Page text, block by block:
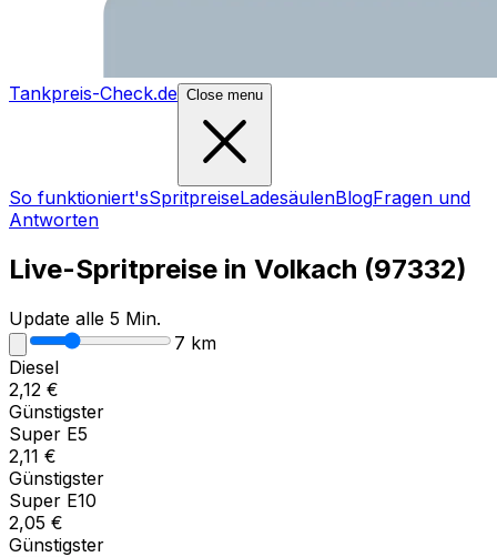
Tankpreis-Check.de Close menu
So funktioniert'sSpritpreiseLadesäulenBlogFragen und
Antworten
Live-Spritpreise in Volkach (97332)
Update alle 5 Min.
7 km
Diesel
2,12 €
Günstigster
Super E5
2,11 €
Günstigster
Super E10
2,05 €
Günstigster